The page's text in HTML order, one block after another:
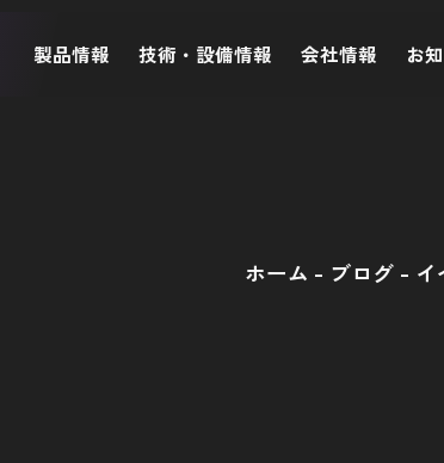
製品情報 技術・設備情報 会社情報 お
ホーム ブログ